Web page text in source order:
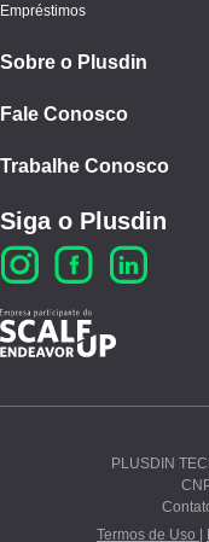
Ao continuar
e
Empréstimos
Sobre o Plusdin
Fale Conosco
Trabalhe Conosco
Siga o Plusdin
PLUSDIN
Termos de Uso |